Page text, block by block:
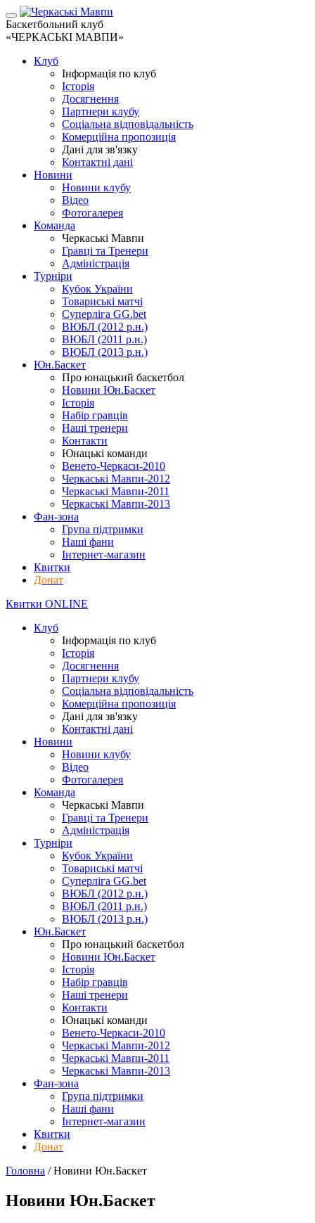
Баскетбольний клуб
«ЧЕРКАСЬКІ МАВПИ»
Клуб
Інформація по клуб
Історія
Досягнення
Партнери клубу
Соціальна відповідальність
Комерційна пропозиція
Дані для зв'язку
Контактні дані
Новини
Новини клубу
Відео
Фотогалерея
Команда
Черкаські Мавпи
Гравці та Тренери
Адміністрація
Турніри
Кубок України
Товариські матчі
Суперліга GG.bet
ВЮБЛ (2012 р.н.)
ВЮБЛ (2011 р.н.)
ВЮБЛ (2013 р.н.)
Юн.Баскет
Про юнацький баскетбол
Новини Юн.Баскет
Історія
Набір гравців
Наші тренери
Контакти
Юнацькі команди
Венето-Черкаси-2010
Черкаські Мавпи-2012
Черкаські Мавпи-2011
Черкаські Мавпи-2013
Фан-зона
Група підтримки
Наші фани
Інтернет-магазин
Квитки
Донат
Квитки ONLINE
Клуб
Інформація по клуб
Історія
Досягнення
Партнери клубу
Соціальна відповідальність
Комерційна пропозиція
Дані для зв'язку
Контактні дані
Новини
Новини клубу
Відео
Фотогалерея
Команда
Черкаські Мавпи
Гравці та Тренери
Адміністрація
Турніри
Кубок України
Товариські матчі
Суперліга GG.bet
ВЮБЛ (2012 р.н.)
ВЮБЛ (2011 р.н.)
ВЮБЛ (2013 р.н.)
Юн.Баскет
Про юнацький баскетбол
Новини Юн.Баскет
Історія
Набір гравців
Наші тренери
Контакти
Юнацькі команди
Венето-Черкаси-2010
Черкаські Мавпи-2012
Черкаські Мавпи-2011
Черкаські Мавпи-2013
Фан-зона
Група підтримки
Наші фани
Інтернет-магазин
Квитки
Донат
Головна /Новини Юн.Баскет
Новини Юн.Баскет